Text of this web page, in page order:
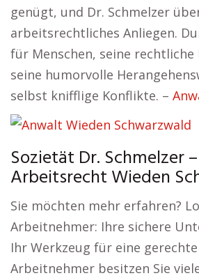
genügt, und Dr. Schmelzer
arbeitsrechtliches Anliegen.
für Menschen, seine rechtliche
seine humorvolle
selbst knifflige Konflikte. –
Sozietät Dr. Schmelzer
Arbeitsrecht Wieden
Sie möchten mehr erfahren?
Arbeitnehmer: Ihre sichere
Ihr Werkzeug für eine
Arbeitnehmer besitzen Sie